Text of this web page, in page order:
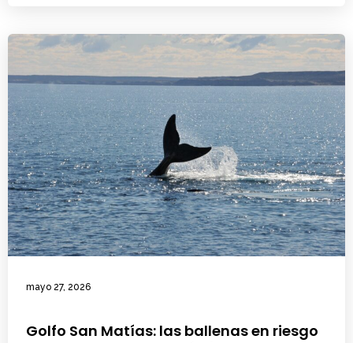
mayo 27, 2026
Golfo San Matías: las ballenas en riesgo